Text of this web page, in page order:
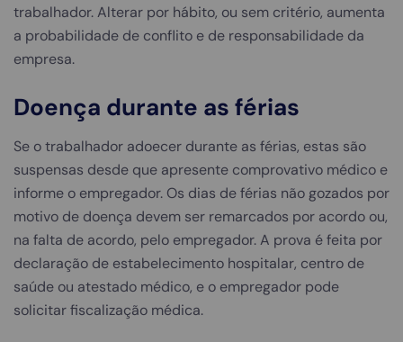
trabalhador. Alterar por hábito, ou sem critério, aumenta
a probabilidade de conflito e de responsabilidade da
empresa.
Doença durante as férias
Se o trabalhador adoecer durante as férias, estas são
suspensas desde que apresente comprovativo médico e
informe o empregador. Os dias de férias não gozados por
motivo de doença devem ser remarcados por acordo ou,
na falta de acordo, pelo empregador. A prova é feita por
declaração de estabelecimento hospitalar, centro de
saúde ou atestado médico, e o empregador pode
solicitar fiscalização médica.